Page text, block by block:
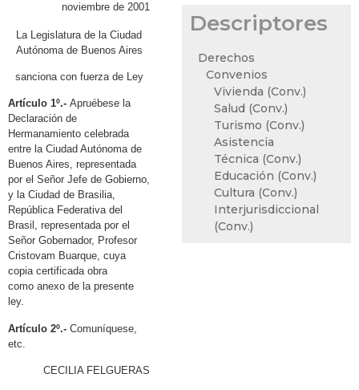
noviembre de 2001
La Legislatura de la Ciudad
Autónoma de Buenos Aires
sanciona con fuerza de Ley
Artículo 1º.- Apruébese la
Declaración de
Hermanamiento celebrada
entre la Ciudad Autónoma de
Buenos Aires, representada
por el Señor Jefe de Gobierno,
y la Ciudad de Brasilia,
República Federativa del
Brasil, representada por el
Señor Gobernador, Profesor
Cristovam Buarque, cuya
copia certificada obra
como anexo de la presente
ley.
Artículo 2º.- Comuníquese,
etc.
CECILIA FELGUERAS
Descriptores
Derechos
Convenios
Vivienda (Conv.)
Salud (Conv.)
Turismo (Conv.)
Asistencia
Técnica (Conv.)
Educación (Conv.)
Cultura (Conv.)
Interjurisdiccional
(Conv.)